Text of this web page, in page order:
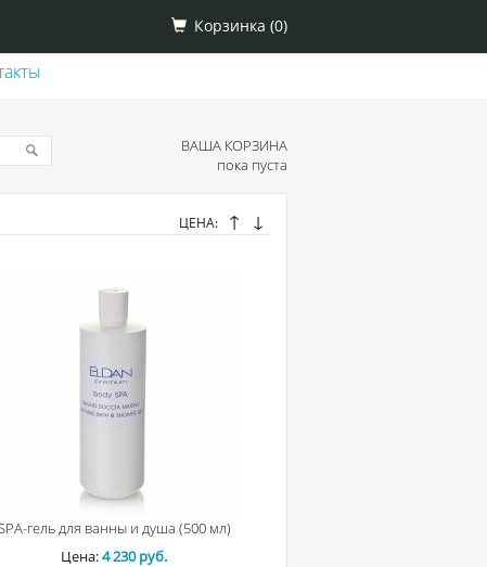
Корзинка (0)
ВАША КОРЗИНА
пока пуста
ЦЕНА: ↑ ↓
гель для ванны и душа (500 мл)
Цена:4 230 руб.